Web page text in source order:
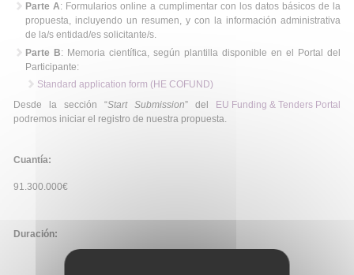
Parte A: Formularios online a cumplimentar con los datos básicos de la
propuesta, incluyendo un resumen, y con la información administrativa
de la/s entidad/es solicitante/s.
Parte B: Memoria científica, según plantilla disponible en el Portal del
Participante:
Standard application form (HE COFUND)
Desde la sección “Start Submission” del
EU Funding & Tenders Portal
podremos iniciar el registro de nuestra propuesta.
Cuantía:
91.300.000€
Duración: